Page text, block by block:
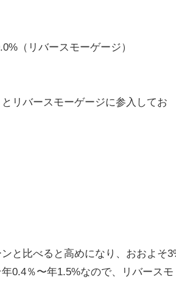
（リバースモーゲージ）
リバースモーゲージに参入してお
と比べると高めになり、おおよそ
0.4％〜年1.5%なので、リバースモ